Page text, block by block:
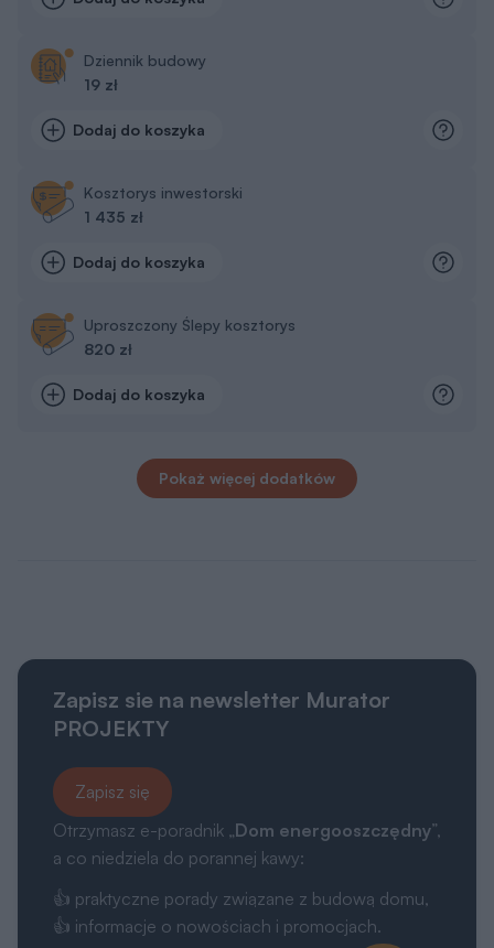
Dziennik budowy
19 zł
Dodaj do koszyka
Kosztorys inwestorski
1 435 zł
Dodaj do koszyka
Uproszczony Ślepy kosztorys
820 zł
Dodaj do koszyka
Pokaż więcej dodatków
Zapisz sie na newsletter Murator
PROJEKTY
Zapisz się
Otrzymasz e-poradnik „Dom energooszczędny”,
a co niedziela do porannej kawy:
👍 praktyczne porady związane z budową domu,
👍 informacje o nowościach i promocjach.